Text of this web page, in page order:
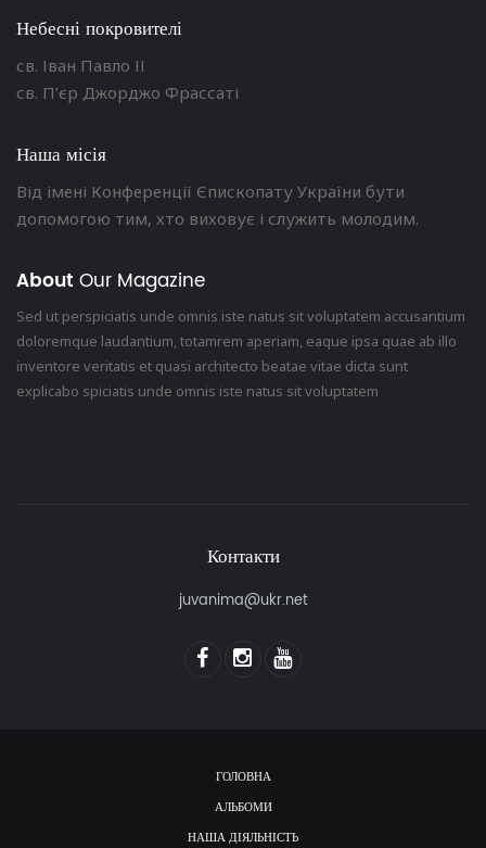
Небесні покровителі
св. Іван Павло ІІ
св. П’єр Джорджо Фрассаті
Наша місія
Від імені Конференції Єпископату України бути
допомогою тим, хто виховує і служить молодим.
About Our Magazine
Sed ut perspiciatis unde omnis iste natus sit voluptatem accusantium
doloremque laudantium, totamrem aperiam, eaque ipsa quae ab illo
inventore veritatis et quasi architecto beatae vitae dicta sunt
explicabo spiciatis unde omnis iste natus sit voluptatem
Контакти
juvanima@ukr.net
ГОЛОВНА
АЛЬБОМИ
НАША ДІЯЛЬНІСТЬ